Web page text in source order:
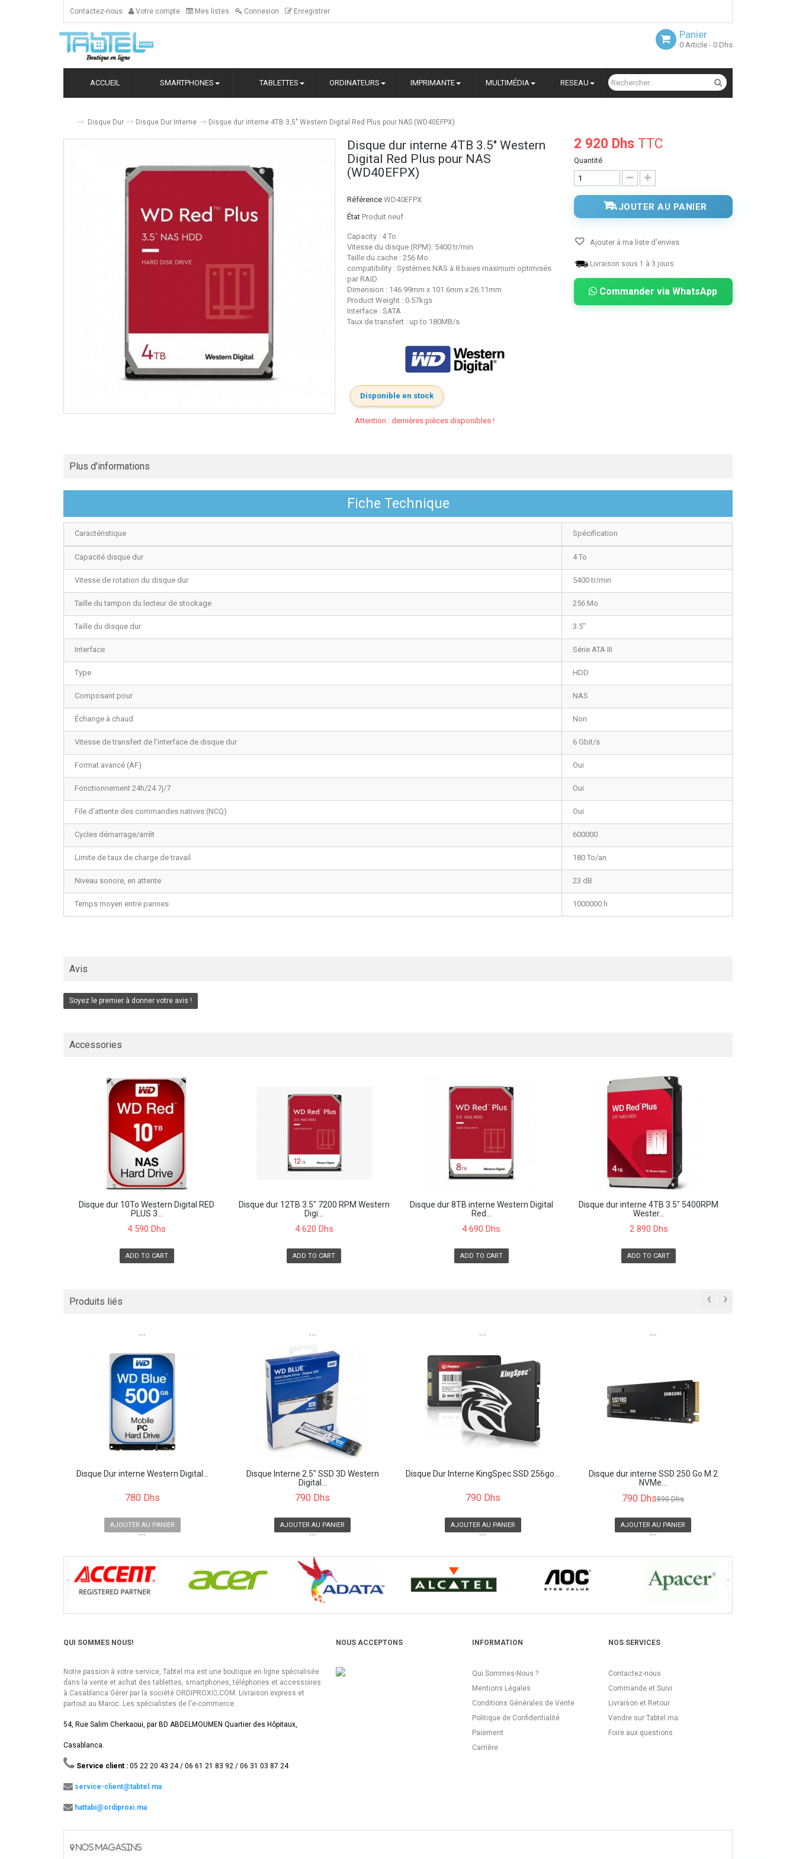
Contactez-nous Votre compte Mes listes Connexion Enregistrer
Panier
0 Article - 0 Dhs
ACCUEIL SMARTPHONES TABLETTES ORDINATEURS IMPRIMANTE MULTIMÉDIA RESEAU
Disque Dur Disque Dur Interne Disque dur interne 4TB 3.5" Western Digital Red Plus pour NAS (WD40EFPX)
Disque dur interne 4TB 3.5" Western
Digital Red Plus pour NAS
(WD40EFPX)
Référence WD40EFPX
État Produit neuf
Capacity : 4 To
Vitesse du disque (RPM): 5400 tr/min
Taille du cache : 256 Mo
compatibility : Systèmes NAS à 8 baies maximum optimisés
par RAID
Dimension : 146.99mm x 101.6mm x 26.11mm
Product Weight : 0.57kgs
Interface : SATA
Taux de transfert : up to 180MB/s
Disponible en stock
Attention : dernières pièces disponibles !
2 920 Dhs TTC
Quantité
AJOUTER AU PANIER
Ajouter à ma liste d'envies
Livraison sous 1 à 3 jours.
Commander via WhatsApp
Plus d'informations
Fiche Technique
Caractéristique Spécification
Capacité disque dur 4 To
Vitesse de rotation du disque dur 5400 tr/min
Taille du tampon du lecteur de stockage 256 Mo
Taille du disque dur 3.5"
Interface Série ATA III
Type HDD
Composant pour NAS
Échange à chaud Non
Vitesse de transfert de l'interface de disque dur 6 Gbit/s
Format avancé (AF) Oui
Fonctionnement 24h/24 7j/7 Oui
File d'attente des commandes natives (NCQ) Oui
Cycles démarrage/arrêt 600000
Limite de taux de charge de travail 180 To/an
Niveau sonore, en attente 23 dB
Temps moyen entre pannes 1000000 h
Avis
Soyez le premier à donner votre avis !
Accessories
Disque dur 10To Western Digital RED
PLUS 3...
4 590 Dhs
ADD TO CART
Disque dur 12TB 3.5" 7200 RPM Western
Digi...
4 620 Dhs
ADD TO CART
Disque dur 8TB interne Western Digital
Red...
4 690 Dhs
ADD TO CART
Disque dur interne 4TB 3.5" 5400RPM
Wester...
2 890 Dhs
ADD TO CART
Produits liés ‹ ›
```
Disque Dur interne Western Digital...
780 Dhs
AJOUTER AU PANIER
```
```
Disque Interne 2.5" SSD 3D Western
Digital...
790 Dhs
AJOUTER AU PANIER
```
```
Disque Dur Interne KingSpec SSD 256go...
790 Dhs
AJOUTER AU PANIER
```
```
Disque dur interne SSD 250 Go M.2
NVMe...
790 Dhs890 Dhs
AJOUTER AU PANIER
```
QUI SOMMES NOUS!
Notre passion à votre service, Tabtel.ma est une boutique en ligne spécialisée
dans la vente et achat des tablettes, smartphones, téléphones et accessoires
à Casablanca Gérer par la société ORDIPROXI.ِCOM. Livraison express et
partout au Maroc. Les spécialistes de l'e-commerce.
54, Rue Salim Cherkaoui, par BD ABDELMOUMEN Quartier des Hôpitaux,
Casablanca.
Service client : 05 22 20 43 24 / 06 61 21 83 92 / 06 31 03 87 24
service-client@tabtel.ma
hattabi@ordiproxi.ma
NOUS ACCEPTONS INFORMATION
Qui Sommes-Nous ?
Mentions Légales
Conditions Générales de Vente
Politique de Confidentialité
Paiement
Carrière
NOS SERVICES
Contactez-nous
Commande et Suivi
Livraison et Retour
Vendre sur Tabtel.ma
Foire aux questions
NOS MAGASINS